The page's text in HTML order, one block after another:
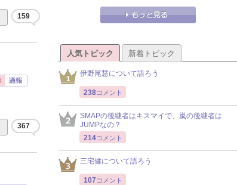
159
367
人気トピック 新着トピック
伊野尾慧について語ろう
238コメント
SMAPの後継者はキスマイで、嵐の後継者は
JUMPなの？
214コメント
三宅健について語ろう
107 コメント